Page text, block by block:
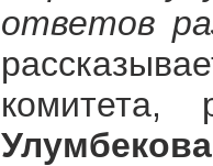
ответов
Улумбекова